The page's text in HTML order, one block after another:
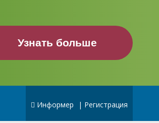
Узнать больше
Информер | Регистрация